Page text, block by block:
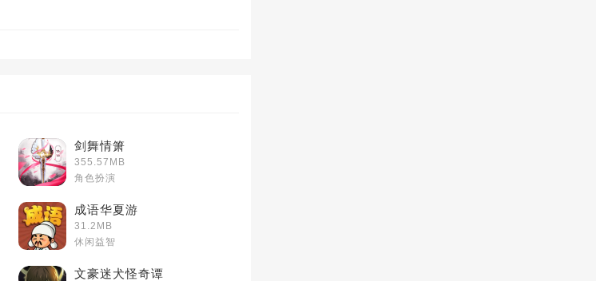
剑舞情箫
355.57MB
角色扮演
成语华夏游
31.2MB
休闲益智
文豪迷犬怪奇谭